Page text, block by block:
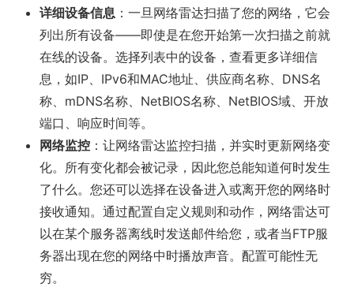
详细设备信息 ：一旦网络雷达扫描了您的网络，它会
列出所有设备——即使是在您开始第一次扫描之前就
在线的设备。选择列表中的设备，查看更多详细信
息，如IP、IPv6和MAC地址、供应商名称、DNS名
称、mDNS名称、NetBIOS名称、NetBIOS域、开放
端口、响应时间等。
网络监控 ：让网络雷达监控扫描，并实时更新网络变
化。所有变化都会被记录，因此您总能知道何时发生
了什么。您还可以选择在设备进入或离开您的网络时
接收通知。通过配置自定义规则和动作，网络雷达可
以在某个服务器离线时发送邮件给您，或者当FTP服
务器出现在您的网络中时播放声音。配置可能性无
穷。